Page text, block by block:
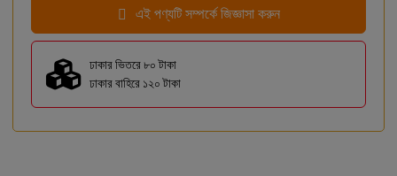
এই পণ্যটি সম্পর্কে জিজ্ঞাসা করুন
ঢাকার ভিতরে ৮০ টাকা
ঢাকার বাহিরে ১২০ টাকা